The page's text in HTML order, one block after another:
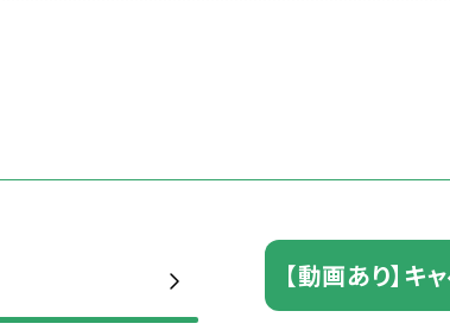
【動画あり】キ